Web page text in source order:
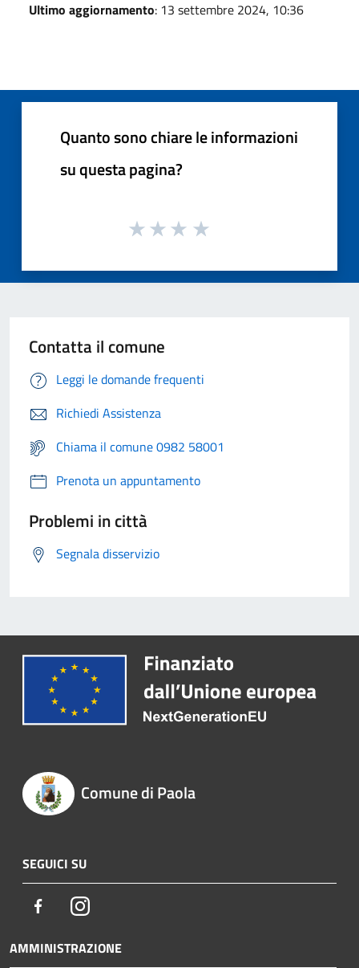
Ultimo aggiornamento: 13 settembre 2024, 10:36
Quanto sono chiare le informazioni
su questa pagina?
Contatta il comune
Leggi le domande frequenti
Richiedi Assistenza
Chiama il comune 0982 58001
Prenota un appuntamento
Problemi in città
Segnala disservizio
Comune di Paola
SEGUICI SU
FacebookInstagram
AMMINISTRAZIONE